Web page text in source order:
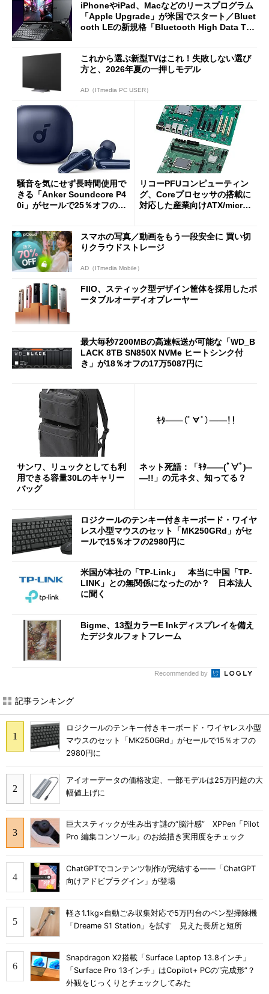
iPhoneやiPad、Macなどのリースプログラム
「Apple Upgrade」が米国でスタート／Bluet
ooth LEの新規格「Bluetooth High Data Thr
これから選ぶ新型TVはこれ！失敗しない選び
方と、2026年夏の一押しモデル
AD（ITmedia PC USER）
騒音を気にせず長時間使用で
きる「Anker Soundcore P4
0i」がセールで25％オフの59
リコーPFUコンピューティン
グ、Coreプロセッサの搭載に
対応した産業向けATX/micro
スマホの写真／動画をもう一段安全に 買い切
りクラウドストレージ
AD（ITmedia Mobile）
FIIO、スティック型デザイン筐体を採用したポ
ータブルオーディオプレーヤー
最大毎秒7200MBの高速転送が可能な「WD_B
LACK 8TB SN850X NVMe ヒートシンク付
き」が18％オフの17万5087円に
サンワ、リュックとしても利
用できる容量30Lのキャリー
バッグ
ネット死語：「ｷﾀ――(ﾟ∀ﾟ)―
―!!」の元ネタ、知ってる？
ロジクールのテンキー付きキーボード・ワイヤ
レス小型マウスのセット「MK250GRd」がセ
ールで15％オフの2980円に
米国が本社の「TP-Link」 本当に中国「TP-
LINK」との無関係になったのか？ 日本法人
に聞く
Bigme、13型カラーE Inkディスプレイを備え
たデジタルフォトフレーム
Recommended by
記事ランキング
ロジクールのテンキー付きキーボード・ワイヤレス小型
マウスのセット「MK250GRd」がセールで15％オフの
2980円に
アイオーデータの価格改定、一部モデルは25万円超の大
幅値上げに
巨大スティックが生み出す謎の“脳汁感” XPPen「Pilot
Pro 編集コンソール」のお絵描き実用度をチェック
ChatGPTでコンテンツ制作が完結する――「ChatGPT
向けアドビプラグイン」が登場
軽さ1.1kg×自動ごみ収集対応で5万円台のペン型掃除機
「Dreame S1 Station」を試す 見えた長所と短所
Snapdragon X2搭載「Surface Laptop 13.8インチ」
「Surface Pro 13インチ」はCopilot+ PCの“完成形”？
外観をじっくりとチェックしてみた